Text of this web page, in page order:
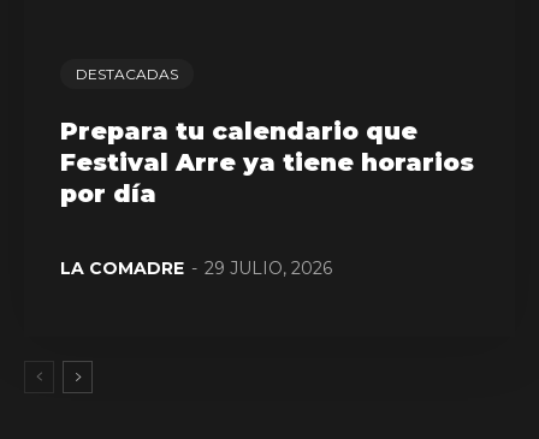
DESTACADAS
Prepara tu calendario que
Festival Arre ya tiene horarios
por día
LA COMADRE - 29 JULIO, 2026